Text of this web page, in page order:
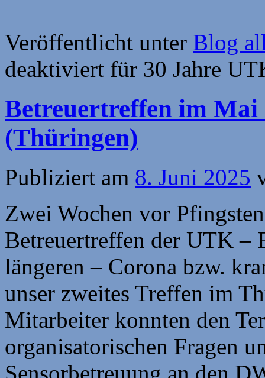
Veröffentlicht unter Blog
deaktiviert für 30 Jahre
Betreuertreffen im
(Thüringen)
Publiziert am 8. Juni 2025
Zwei Wochen vor
Betreuertreffen der UTK –
längeren – Corona bzw.
unser zweites Treffen im
Mitarbeiter konnten den
organisatorischen Fragen